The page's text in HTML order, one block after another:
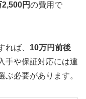
円の費用で
れば、 10万円前後
手や保証対応には違
必要があります。